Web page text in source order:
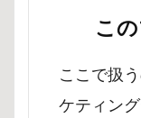
こ
ここで扱
ケティン